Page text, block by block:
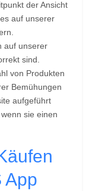
der Ansicht
auf unserer
auf unserer
sind.
von Produkten
Bemühungen
aufgeführt
sie einen
App